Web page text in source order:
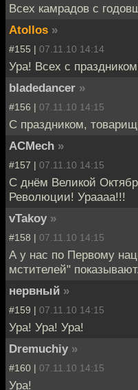
Всех камрадов с
Atollos »
#155 | 07.11.10 14:14
Ура! Всех с
bladedancer »
#156 | 07.11.10 14:15
С праздником,
ACMech »
#157 | 07.11.10 14:15
С днём Великой
Революции! Ураааа!!!
vTakoy »
#158 | 07.11.10 14:15
А у нас по Первому
мстителей"
нервный »
#159 | 07.11.10 14:15
Ура! Ура! Ура!
Dremuchiy »
#160 | 07.11.10 14:15
Ура!